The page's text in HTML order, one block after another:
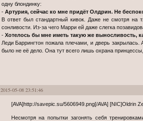
одну блондинку:
-Артурия, сейчас ко мне придёт Олдрин. Не
В ответ был стандартный кивок. Даже не смотря
сонливости. Из-за чего Марри ей даже слегка
-Хотелось бы мне иметь такую же выносливость,
Леди Баррингтон пожала плечами, и дверь
было не её дело. Она тут всего лишь охрана принцессы,
2015-05-08 23:51:46
[AVA]http://savepic.su/5606949.png[/AVA] [NIC]Oldrin
Несмотря на попытки загонять себя тренировками и иные способы, Олдрин спала плохо. И отлично знала, почему.